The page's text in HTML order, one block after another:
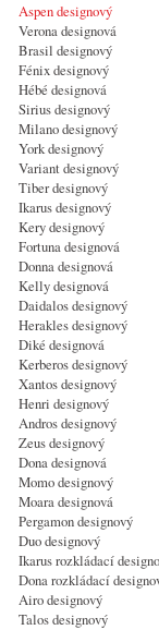
Aspen designový
Verona designová
Brasil designový
Fénix designový
Hébé designová
Sirius designový
Milano designový
York designový
Variant designový
Tiber designový
Ikarus designový
Kery designový
Fortuna designová
Donna designová
Kelly designová
Daidalos designový
Herakles designový
Diké designová
Kerberos designový
Xantos designový
Henri designový
Andros designový
Zeus designový
Dona designová
Momo designový
Moara designová
Pergamon designový
Duo designový
Ikarus rozkládací
Dona rozkládací
Airo designový
Talos designový